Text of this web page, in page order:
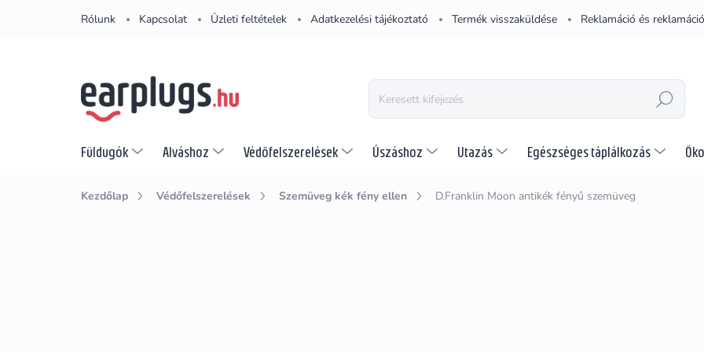
Rólunk Kapcsolat Üzleti feltételek Adatkezelési tájékoztató Termék visszaküldése Reklamáció és
KERESÉS
Füldugók Alváshoz Védőfelszerelések Úszáshoz Utazás Egészséges táplálkozás
Kezdőlap Védőfelszerelések Szemüveg kék fény ellen D.Franklin Moon antikék fényű szemüveg